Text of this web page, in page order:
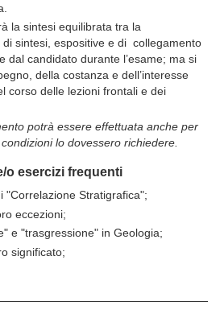
la sintesi equilibrata tra la
sintesi, espositive e di collegamento
dal candidato durante l’esame; ma si
della costanza e dell’interesse
corso delle lezioni frontali e dei
potrà essere effettuata anche per
lo dovessero richiedere.
o esercizi frequenti
"Correlazione Stratigrafica";
eccezioni;
e "trasgressione" in Geologia;
significato;